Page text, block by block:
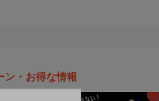
ン・お得な情報